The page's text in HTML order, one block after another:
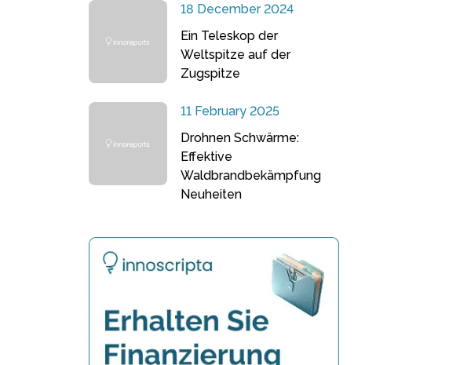
18 December 2024
Ein Teleskop der
Weltspitze auf der
Zugspitze
11 February 2025
Drohnen Schwärme:
Effektive
Waldbrandbekämpfung
Neuheiten